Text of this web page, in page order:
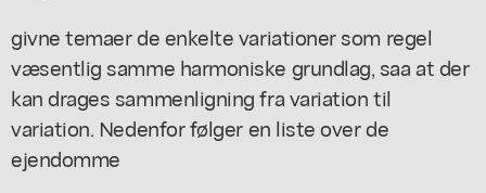
givne temaer de enkelte variationer som regel
væsentlig samme harmoniske grundlag, saa at der
kan drages sammenligning fra variation til
variation. Nedenfor følger en liste over de
ejendomme